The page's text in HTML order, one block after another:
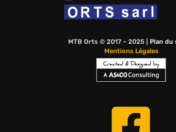
MTB Orts © 2017 – 2025 | Plan du
Mentions Légales